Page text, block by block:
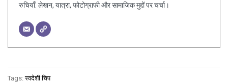
रुचियाँ: लेखन, यात्रा, फोटोग्राफी और सामाजिक मुद्दों पर चर्चा।
Tags:स्वदेशी चिप